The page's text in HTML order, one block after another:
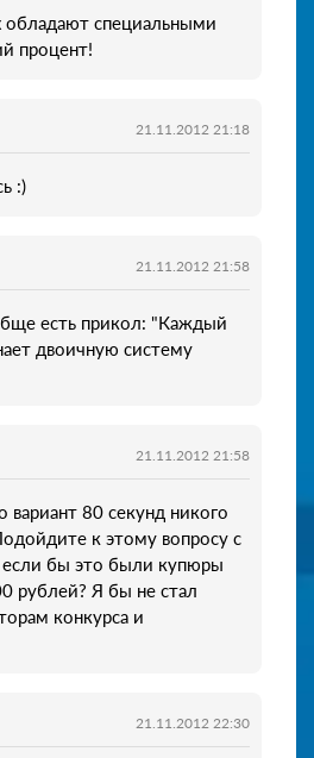
специальными
процент!
21.11.2012 21:18
:)
21.11.2012 21:58
есть прикол: "Каждый
двоичную систему
21.11.2012 21:58
80 секунд никого
к этому вопросу с
если бы это были купюры
рублей? Я бы не стал
конкурса и
21.11.2012 22:30